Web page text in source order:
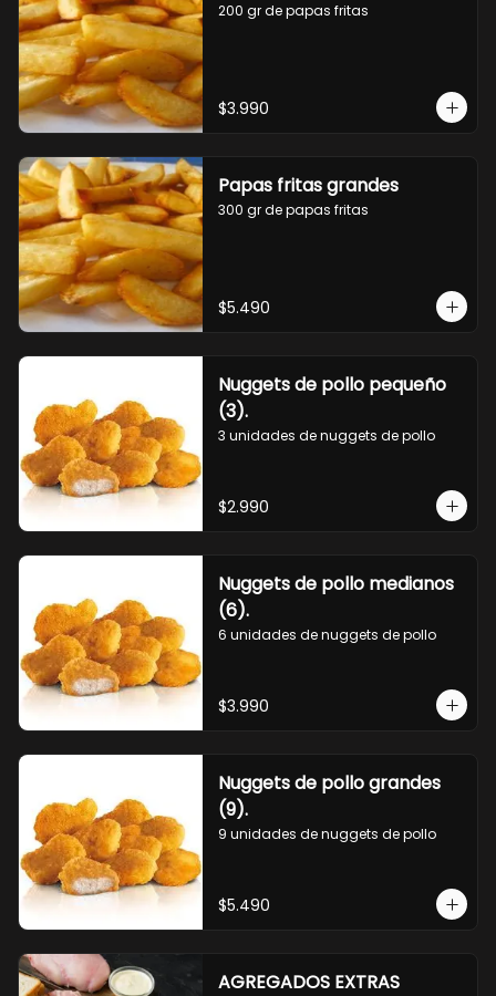
200 gr de papas fritas
$3.990
Papas fritas grandes
300 gr de papas fritas
$5.490
Nuggets de pollo pequeño
(3).
3 unidades de nuggets de pollo
$2.990
Nuggets de pollo medianos
(6).
6 unidades de nuggets de pollo
$3.990
Nuggets de pollo grandes
(9).
9 unidades de nuggets de pollo
$5.490
AGREGADOS EXTRAS